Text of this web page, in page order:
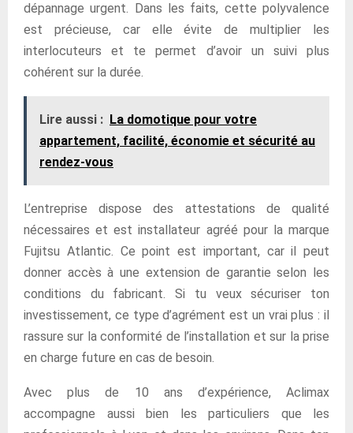
dépannage urgent. Dans les faits, cette polyvalence
est précieuse, car elle évite de multiplier les
interlocuteurs et te permet d’avoir un suivi plus
cohérent sur la durée.
Lire aussi : La domotique pour votre
appartement, facilité, économie et sécurité au
rendez-vous
L’entreprise dispose des attestations de qualité
nécessaires et est installateur agréé pour la marque
Fujitsu Atlantic. Ce point est important, car il peut
donner accès à une extension de garantie selon les
conditions du fabricant. Si tu veux sécuriser ton
investissement, ce type d’agrément est un vrai plus : il
rassure sur la conformité de l’installation et sur la prise
en charge future en cas de besoin.
Avec plus de 10 ans d’expérience, Aclimax
accompagne aussi bien les particuliers que les